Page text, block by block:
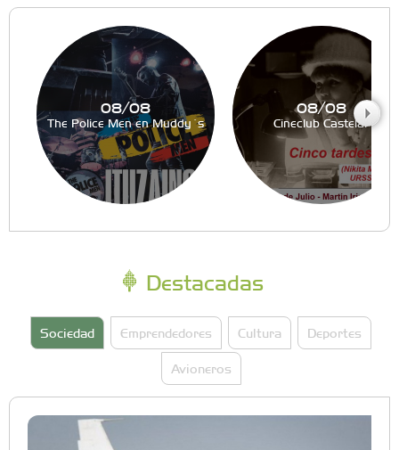
08/08
The Police Men en Muddy´s
08/08
Cineclub Castelar
Destacadas
Sociedad Emprendedores Cultura Deportes
Avioneros